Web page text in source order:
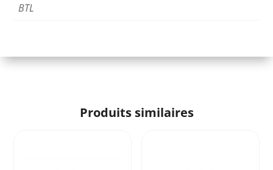
BTL
Produits similaires